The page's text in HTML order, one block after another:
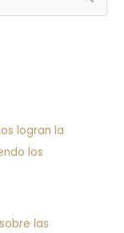
logran la
los
las